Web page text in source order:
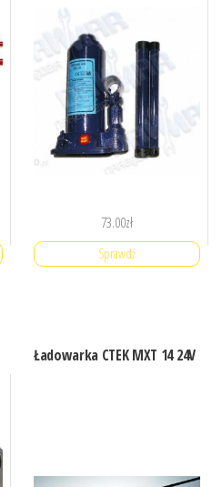
73.00zł
Sprawdź
Ładowarka CTEK MXT 14 24V